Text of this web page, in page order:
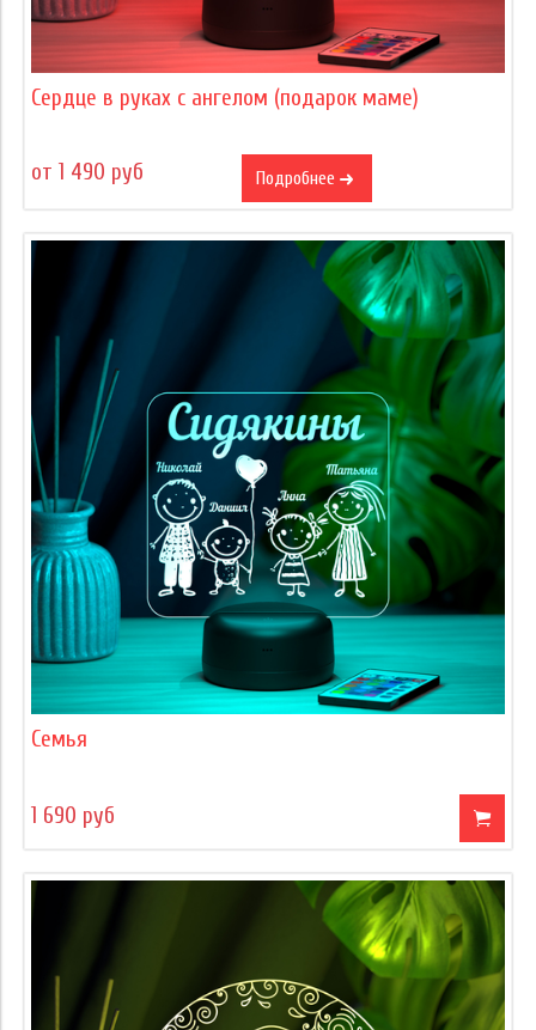
Сердце в руках с ангелом (подарок маме)
от 1 490 руб Подробнее
Семья
1 690 руб